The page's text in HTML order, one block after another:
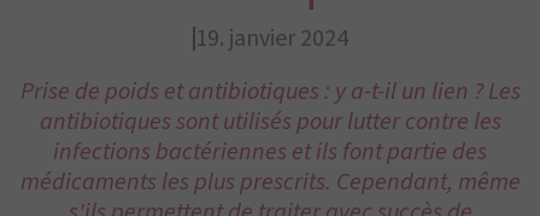
19. janvier 2024
Prise de poids et antibiotiques : y a-t-il un lien ? Les
antibiotiques sont utilisés pour lutter contre les
infections bactériennes et ils font partie des
médicaments les plus prescrits. Cependant, même